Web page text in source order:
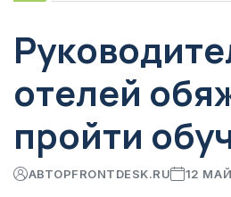
отелей
пройти
АВТОРFRONTDESK.RU 12 МАЙ